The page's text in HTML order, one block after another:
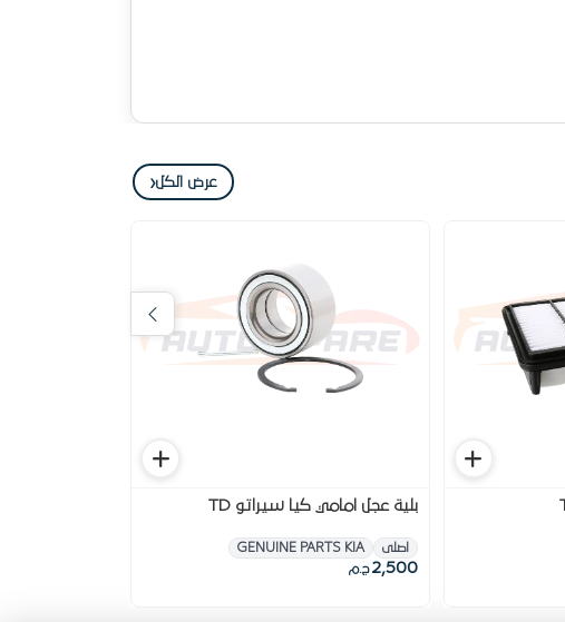
عرض الكل‹
بلية عجل امامي كيا سيراتو TD
اصلى GENUINE PARTS KIA
2,500 ج.م